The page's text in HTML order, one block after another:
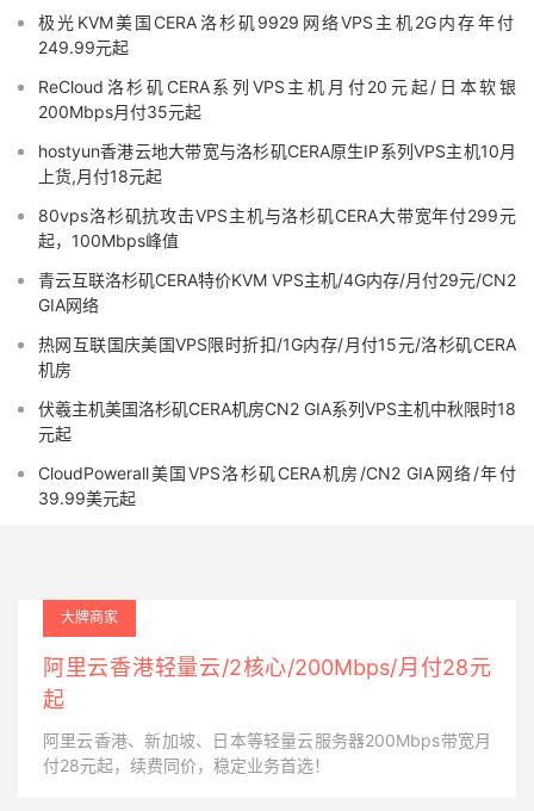
极光KVM美国CERA洛杉矶9929网络VPS主机2G内存年付
249.99元起
ReCloud洛杉矶CERA系列VPS主机月付20元起/日本软银
200Mbps月付35元起
hostyun香港云地大带宽与洛杉矶CERA原生IP系列VPS主机10月
上货,月付18元起
80vps洛杉矶抗攻击VPS主机与洛杉矶CERA大带宽年付299元
起，100Mbps峰值
青云互联洛杉矶CERA特价KVM VPS主机/4G内存/月付29元/CN2
GIA网络
热网互联国庆美国VPS限时折扣/1G内存/月付15元/洛杉矶CERA
机房
伏羲主机美国洛杉矶CERA机房CN2 GIA系列VPS主机中秋限时18
元起
CloudPowerall美国VPS洛杉矶CERA机房/CN2 GIA网络/年付
39.99美元起
大牌商家
阿里云香港轻量云/2核心/200Mbps/月付28元
起
阿里云香港、新加坡、日本等轻量云服务器200Mbps带宽月
付28元起，续费同价，稳定业务首选！